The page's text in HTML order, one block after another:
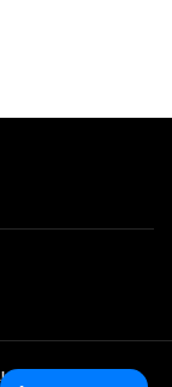
Tarama Modelleri